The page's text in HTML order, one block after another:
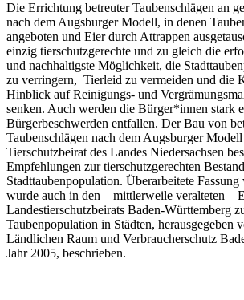
Die Errichtung betreuter Taubenschlägen an
nach dem Augsburger Modell, in denen
angeboten und Eier durch Attrappen
einzig tierschutzgerechte und zu gleich die
und nachhaltigste Möglichkeit, die
zu verringern, Tierleid zu vermeiden und die
Hinblick auf Reinigungs- und
senken. Auch werden die Bürger*innen stark
Bürgerbeschwerden entfallen. Der Bau von
Taubenschlägen nach dem Augsburger
Tierschutzbeirat des Landes Niedersachsen
Empfehlungen zur tierschutzgerechten
Stadttaubenpopulation. Überarbeitete
wurde auch in den – mittlerweile veralteten –
Landestierschutzbeirats Baden-Württemberg
Taubenpopulation in Städten, herausgegeben
Ländlichen Raum und Verbraucherschutz
Jahr 2005, beschrieben.